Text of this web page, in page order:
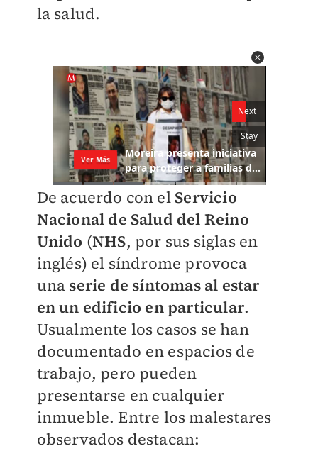
la salud.
De acuerdo con el Servicio
Nacional de Salud del Reino
Unido (NHS, por sus siglas en
inglés) el síndrome provoca
una serie de síntomas al estar
en un edificio en particular.
Usualmente los casos se han
documentado en espacios de
trabajo, pero pueden
presentarse en cualquier
inmueble. Entre los malestares
observados destacan: